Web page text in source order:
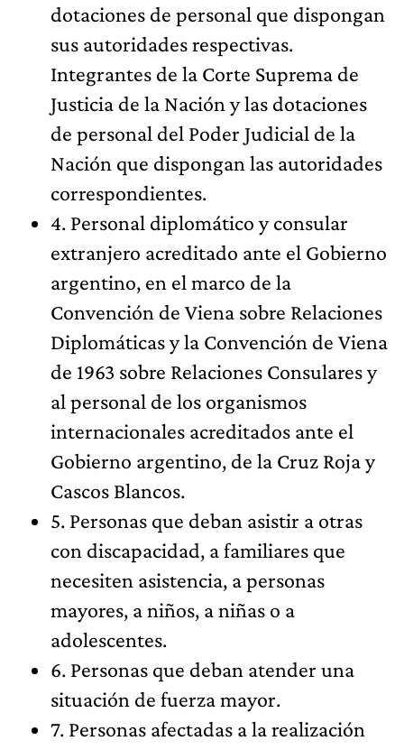
dotaciones de personal que dispongan
sus autoridades respectivas.
Integrantes de la Corte Suprema de
Justicia de la Nación y las dotaciones
de personal del Poder Judicial de la
Nación que dispongan las autoridades
correspondientes.
4. Personal diplomático y consular
extranjero acreditado ante el Gobierno
argentino, en el marco de la
Convención de Viena sobre Relaciones
Diplomáticas y la Convención de Viena
de 1963 sobre Relaciones Consulares y
al personal de los organismos
internacionales acreditados ante el
Gobierno argentino, de la Cruz Roja y
Cascos Blancos.
5. Personas que deban asistir a otras
con discapacidad, a familiares que
necesiten asistencia, a personas
mayores, a niños, a niñas o a
adolescentes.
6. Personas que deban atender una
situación de fuerza mayor.
7. Personas afectadas a la realización